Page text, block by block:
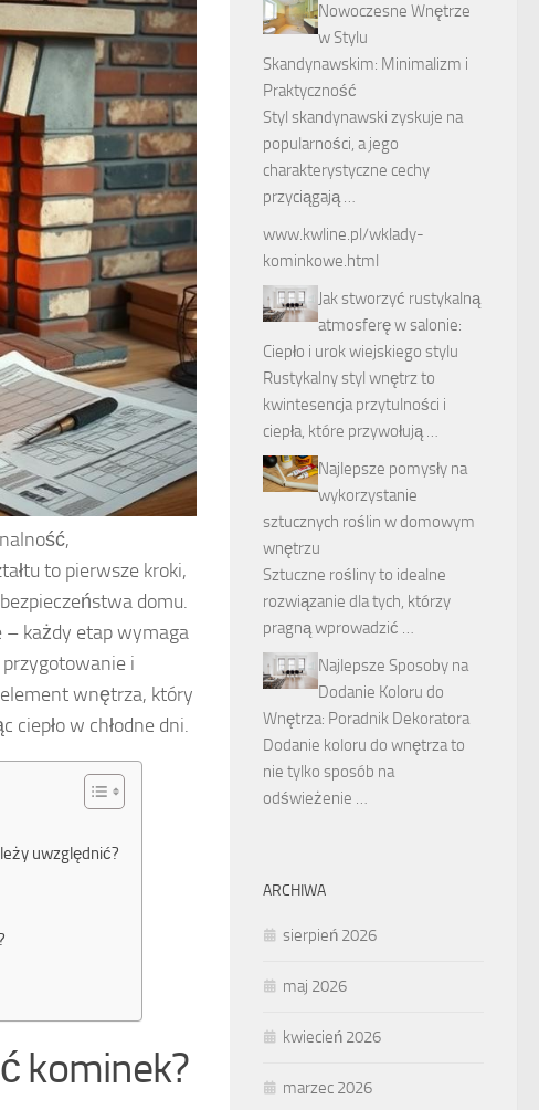
to pierwsze kroki,
domu.
– każdy etap wymaga
i
wnętrza, który
ciepło w chłodne dni.
uwzględnić?
kominek?
Nowoczesne Wnętrze
w Stylu
Skandynawskim: Minimalizm i
Praktyczność
Styl skandynawski zyskuje na
popularności, a jego
charakterystyczne cechy
przyciągają …
www.kwline.pl/wklady-
kominkowe.html
Jak stworzyć rustykalną
atmosferę w salonie:
Ciepło i urok wiejskiego stylu
Rustykalny styl wnętrz to
kwintesencja przytulności i
ciepła, które przywołują …
Najlepsze pomysły na
wykorzystanie
sztucznych roślin w domowym
wnętrzu
Sztuczne rośliny to idealne
rozwiązanie dla tych, którzy
pragną wprowadzić …
Najlepsze Sposoby na
Dodanie Koloru do
Wnętrza: Poradnik Dekoratora
Dodanie koloru do wnętrza to
nie tylko sposób na
odświeżenie …
ARCHIWA
sierpień 2026
maj 2026
kwiecień 2026
marzec 2026